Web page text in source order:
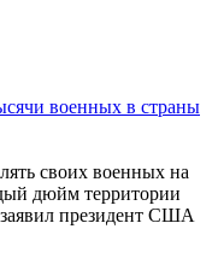
военных в страны
своих военных на
дюйм территории
президент США